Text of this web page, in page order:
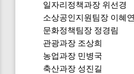
일자리정책과장 위선경
소상공인지원팀장 이혜연
문화정책팀장 정경림
관광과장 조상희
농업과장 민병국
축산과장 성진길